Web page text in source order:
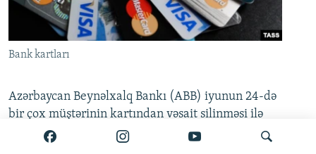
Bank kartları
Azərbaycan Beynəlxalq Bankı (ABB) iyunun 24-də
bir çox müştərinin kartından vəsait silinməsi ilə
bağlı açıqlama yayıb. Məlumata görə, bəzi kart